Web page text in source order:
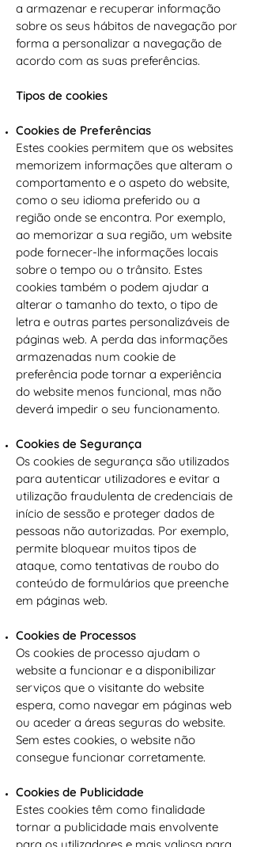
a armazenar e recuperar informação
sobre os seus hábitos de navegação por
forma a personalizar a navegação de
acordo com as suas preferências.
Tipos de cookies
Cookies de Preferências
Estes cookies permitem que os websites
memorizem informações que alteram o
comportamento e o aspeto do website,
como o seu idioma preferido ou a
região onde se encontra. Por exemplo,
ao memorizar a sua região, um website
pode fornecer-lhe informações locais
sobre o tempo ou o trânsito. Estes
cookies também o podem ajudar a
alterar o tamanho do texto, o tipo de
letra e outras partes personalizáveis de
páginas web. A perda das informações
armazenadas num cookie de
preferência pode tornar a experiência
do website menos funcional, mas não
deverá impedir o seu funcionamento.
Cookies de Segurança
Os cookies de segurança são utilizados
para autenticar utilizadores e evitar a
utilização fraudulenta de credenciais de
início de sessão e proteger dados de
pessoas não autorizadas. Por exemplo,
permite bloquear muitos tipos de
ataque, como tentativas de roubo do
conteúdo de formulários que preenche
em páginas web.
Cookies de Processos
Os cookies de processo ajudam o
website a funcionar e a disponibilizar
serviços que o visitante do website
espera, como navegar em páginas web
ou aceder a áreas seguras do website.
Sem estes cookies, o website não
consegue funcionar corretamente.
Cookies de Publicidade
Estes cookies têm como finalidade
tornar a publicidade mais envolvente